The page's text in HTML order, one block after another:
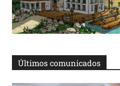
Últimos comunicados